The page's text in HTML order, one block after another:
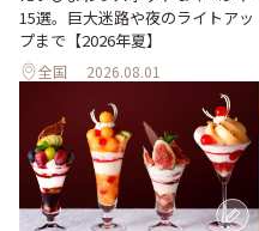
15選。巨大迷路や夜のライトアッ
プまで【2026年夏】
全国 2026.08.01